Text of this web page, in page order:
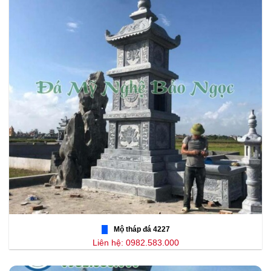
Mộ tháp đá 4227
Liên hệ: 0982.583.000